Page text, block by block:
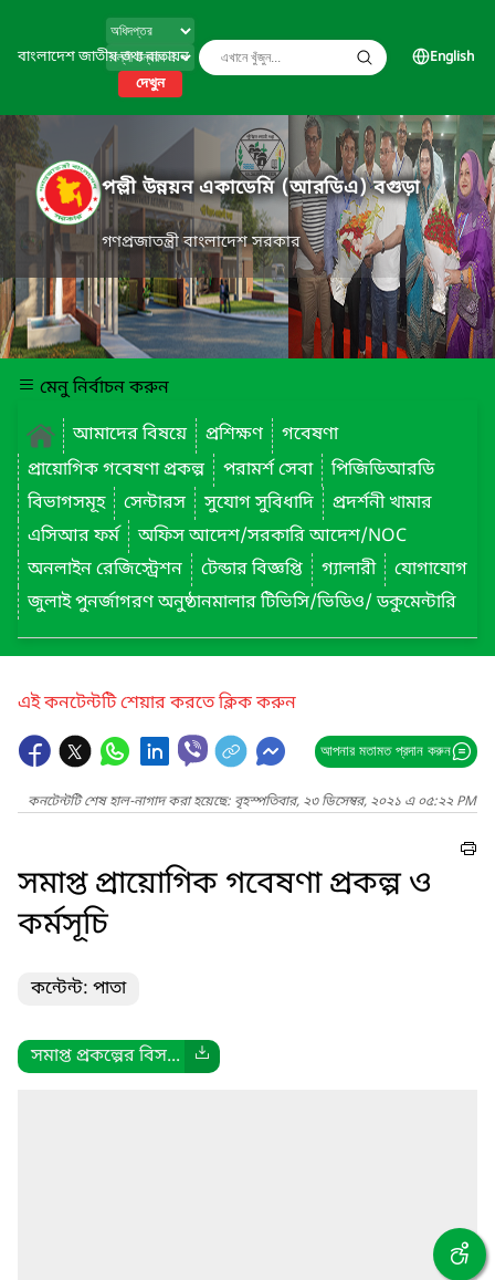
বাংলাদেশ জাতীয় তথ্য বাতায়ন
দেখুন
English
পল্লী উন্নয়ন একাডেমি (আরডিএ) বগুড়া
গণপ্রজাতন্ত্রী বাংলাদেশ সরকার
মেনু নির্বাচন করুন
আমাদের বিষয়ে
প্রশিক্ষণ
গবেষণা
প্রায়োগিক গবেষণা প্রকল্প
পরামর্শ সেবা
পিজিডিআরডি
বিভাগসমূহ
সেন্টারস সুযোগ সুবিধাদি
প্রদর্শনী খামার
এসিআর ফর্ম
অফিস আদেশ/সরকারি আদেশ/NOC
অনলাইন রেজিস্ট্রেশন
টেন্ডার বিজ্ঞপ্তি গ্যালারী
যোগাযোগ
জুলাই পুনর্জাগরণ অনুষ্ঠানমালার টিভিসি/ভিডিও/ ডকুমেন্টারি
এই কনটেন্টটি শেয়ার করতে ক্লিক করুন
আপনার মতামত প্রদান করুন
কনটেন্টটি শেষ হাল-নাগাদ করা হয়েছে: বৃহস্পতিবার, ২৩ ডিসেম্বর, ২০২১ এ ০৫:২২ PM
সমাপ্ত প্রায়োগিক গবেষণা প্রকল্প ও
কর্মসূচি
কন্টেন্ট: পাতা
সমাপ্ত প্রকল্পের বিস...